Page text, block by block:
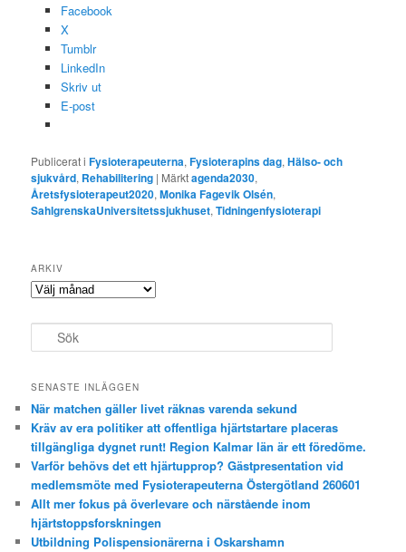
Facebook
X
Tumblr
LinkedIn
Skriv ut
E-post
Publicerat i Fysioterapeuterna,Fysioterapins dag,Hälso- och
sjukvård, Rehabilitering | Märktagenda2030,
Åretsfysioterapeut2020,Monika Fagevik Olsén,
SahlgrenskaUniversitetssjukhuset,Tidningenfysioterapi
ARKIV
Arkiv
ö
SENASTE INLÄGGEN
När matchen gäller livet räknas varenda sekund
Kräv av era politiker att offentliga hjärtstartare placeras
tillgängliga dygnet runt! Region Kalmar län är ett föredöme.
Varför behövs det ett hjärtupprop? Gästpresentation vid
medlemsmöte med Fysioterapeuterna Östergötland 260601
Allt mer fokus på överlevare och närstående inom
hjärtstoppsforskningen
Utbildning Polispensionärerna i Oskarshamn